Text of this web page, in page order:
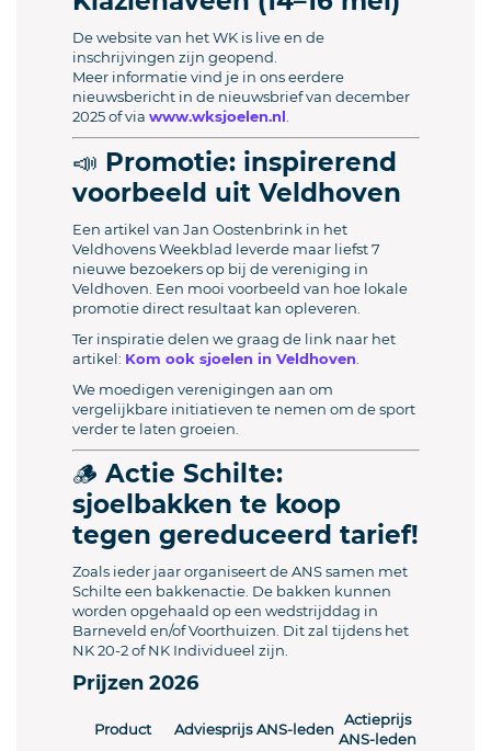
De website van het WK is live en de
inschrijvingen zijn geopend.
Meer informatie vind je in ons eerdere
nieuwsbericht in de nieuwsbrief van december
2025 of via www.wksjoelen.nl
📣 Promotie: inspirerend
voorbeeld uit Veldhoven
Een artikel van Jan Oostenbrink in het
Veldhovens Weekblad leverde maar liefst 7
nieuwe bezoekers op bij de vereniging in
Veldhoven. Een mooi voorbeeld van hoe lokale
promotie direct resultaat kan opleveren.
Ter inspiratie delen we graag de link naar het
artikel: Kom ook sjoelen in Veldhoven
We moedigen verenigingen aan om
vergelijkbare initiatieven te nemen om de sport
verder te laten groeien.
🪵 Actie Schilte:
sjoelbakken te koop
tegen gereduceerd tarief!
Zoals ieder jaar organiseert de ANS samen met
Schilte een bakkenactie. De bakken kunnen
worden opgehaald op een wedstrijddag in
Barneveld en/of Voorthuizen. Dit zal tijdens het
NK 20-2 of NK Individueel zijn.
Prijzen 2026
Product Adviesprijs ANS‑leden
Actieprijs
ANS‑leden